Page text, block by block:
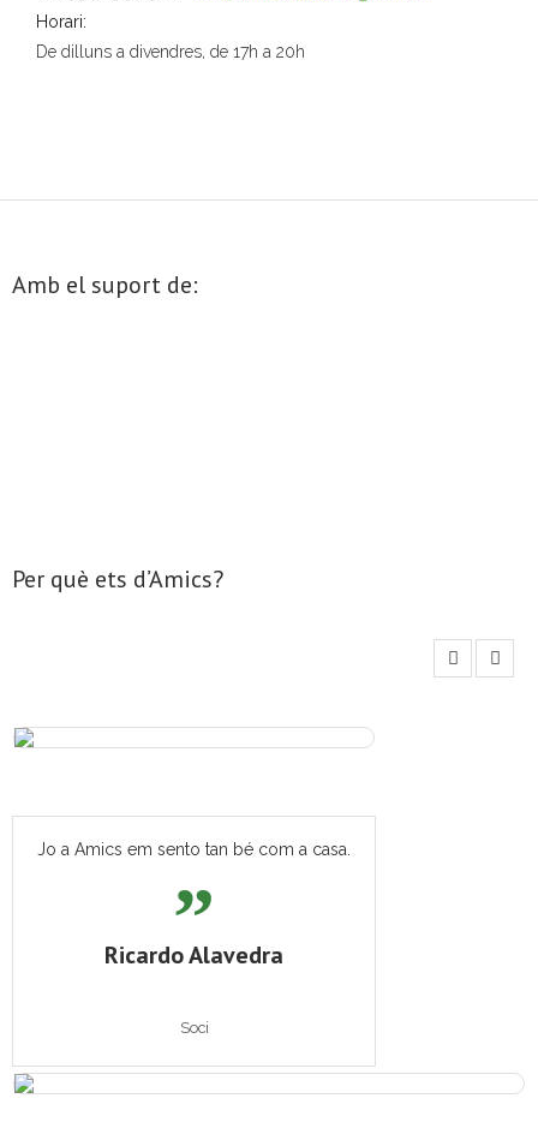
u
n
Horari:
De dilluns a divendres, de 17h a 20h
Amb el suport de:
Per què ets d’Amics?
Jo a Amics em sento tan bé com a casa.
Ricardo Alavedra
Soci